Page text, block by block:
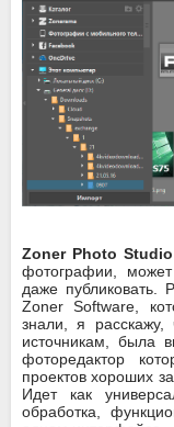
Zoner Photo Studio
фотографии,
даже публиковать.
Zoner Software,
знали, я
источникам, была
фоторедактор
проектов хороших
Идет как
обработка,